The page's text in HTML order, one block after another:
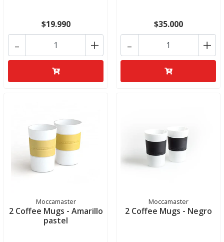
$19.990
+
-
$35.000
+
-
Moccamaster
2 Coffee Mugs - Amarillo
pastel
Moccamaster
2 Coffee Mugs - Negro